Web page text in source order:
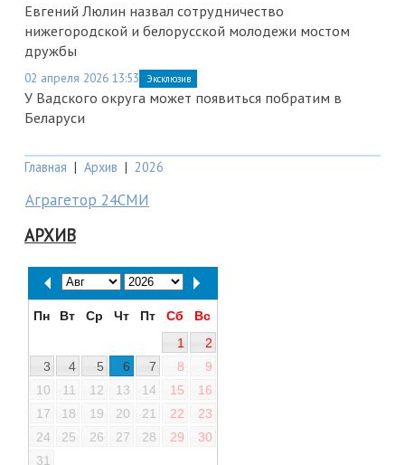
Евгений Люлин назвал сотрудничество
нижегородской и белорусской молодежи мостом
дружбы
02 апреля 2026 13:53 Эксклюзив
У Вадского округа может появиться побратим в
Беларуси
Главная | Архив | 2026
Аграгетор 24СМИ
АРХИВ
Пн Вт Ср Чт Пт Сб
Вс
1
2
3
4 5 6 7 8
9
10
11 12 13 14 15
16
17
18 19 20 21 22
23
24
25 26 27 28 29
30
31